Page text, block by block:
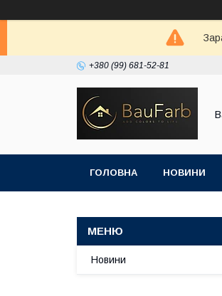
+380 (99) 681-52-81
ГОЛОВНА НОВИНИ
Новини